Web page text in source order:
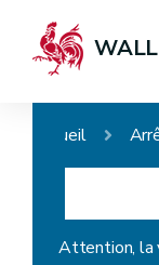
Accueil
Attention, la